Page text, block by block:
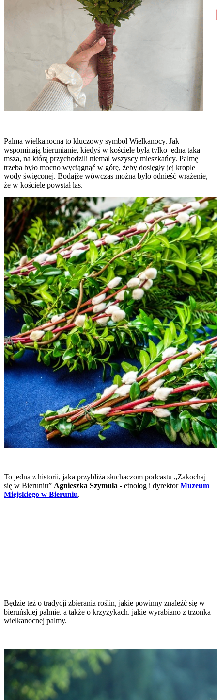
Palma wielkanocna to kluczowy symbol Wielkanocy. Jak
wspominają bierunianie, kiedyś w kościele była tylko jedna taka
msza, na którą przychodzili niemal wszyscy mieszkańcy. Palmę
trzeba było mocno wyciągnąć w górę, żeby dosięgły jej krople
wody święconej. Bodajże wówczas można było odnieść wrażenie,
że w kościele powstał las.
To jedna z historii, jaka przybliża słuchaczom podcastu „Zakochaj
się w Bieruniu” Agnieszka Szymula - etnolog i dyrektorMuzeum
Miejskiego w Bieruniu.
Będzie też o tradycji zbierania roślin, jakie powinny znaleźć się w
bieruńskiej palmie, a także o krzyżykach, jakie wyrabiano z trzonka
wielkanocnej palmy.